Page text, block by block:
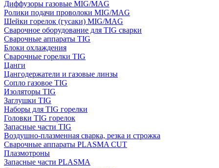
Диффузоры газовые MIG/MAG
Ролики подачи проволоки MIG/MAG
Шейки горелок (гусаки) MIG/MAG
Сварочное оборудование для TIG сварки
Сварочные аппараты TIG
Блоки охлаждения
Сварочные горелки TIG
Цанги
Цангодержатели и газовые линзы
Сопло газовое TIG
Изоляторы TIG
Заглушки TIG
Наборы для TIG горелки
Головки TIG горелок
Запасные части TIG
Воздушно-плазменная сварка, резка и строжка
Сварочные аппараты PLASMA CUT
Плазмотроны
Запасные части PLASMA